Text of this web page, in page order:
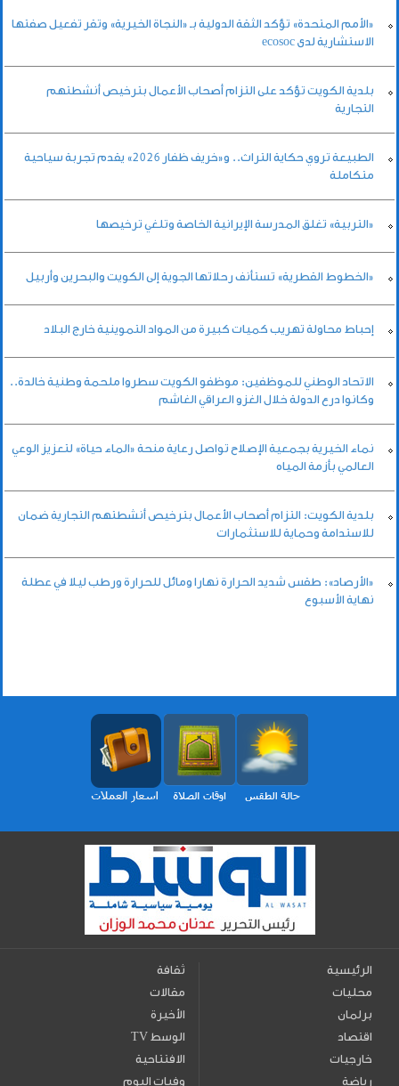
«الأمم المتحدة» تؤكد الثقة الدولية بـ «النجاة الخيرية» وتقر تفعيل صفتها
الاستشارية لدى ecosoc
بلدية الكويت تؤكد على التزام أصحاب الأعمال بترخيص أنشطتهم
التجارية
الطبيعة تروي حكاية التراث.. و«خريف ظفار 2026» يقدم تجربة سياحية
متكاملة
«التربية» تغلق المدرسة الإيرانية الخاصة وتلغي ترخيصها
«الخطوط القطرية» تستأنف رحلاتها الجوية إلى الكويت والبحرين وأربيل
إحباط محاولة تهريب كميات كبيرة من المواد التموينية خارج البلاد
الاتحاد الوطني للموظفين: موظفو الكويت سطروا ملحمة وطنية خالدة..
وكانوا درع الدولة خلال الغزو العراقي الغاشم
نماء الخيرية بجمعية الإصلاح تواصل رعاية منحة «الماء حياة» لتعزيز الوعي
العالمي بأزمة المياه
بلدية الكويت: التزام أصحاب الأعمال بترخيص أنشطتهم التجارية ضمان
للاستدامة وحماية للاستثمارات
«الأرصاد»: طقس شديد الحرارة نهارا ومائل للحرارة ورطب ليلا في عطلة
نهاية الأسبوع
الرئيسية
محليات
برلمان
اقتصاد
خارجيات
رياضة
ثقافة
مقالات
الأخيرة
TV الوسط
الافتتاحية
وفيات اليوم